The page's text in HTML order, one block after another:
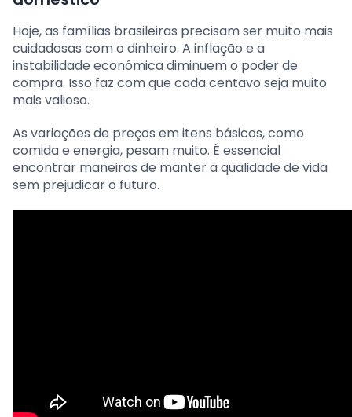
Hoje, as famílias brasileiras precisam ser muito mais
cuidadosas com o dinheiro. A inflação e a
instabilidade econômica diminuem o poder de
compra. Isso faz com que cada centavo seja muito
mais valioso.
As variações de preços em itens básicos, como
comida e energia, pesam muito. É essencial
encontrar maneiras de manter a qualidade de vida
sem prejudicar o futuro.